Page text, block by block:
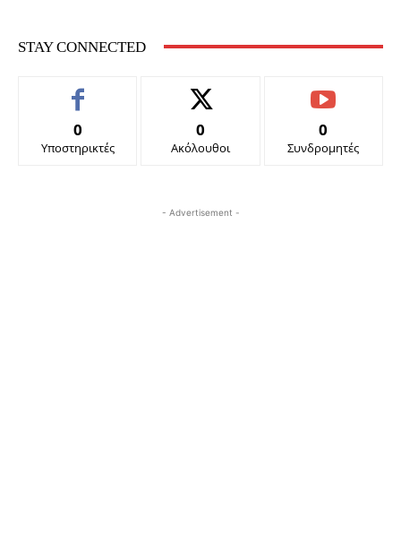
STAY CONNECTED
0
Υποστηρικτές
0
Ακόλουθοι
0
Συνδρομητές
- Advertisement -